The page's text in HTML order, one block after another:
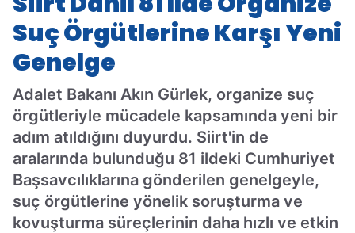
Suç Örgütlerine Karşı Yeni
Genelge
Adalet Bakanı Akın Gürlek, organize suç
örgütleriyle mücadele kapsamında yeni bir
adım atıldığını duyurdu. Siirt'in de
aralarında bulunduğu 81 ildeki Cumhuriyet
Başsavcılıklarına gönderilen genelgeyle,
suç örgütlerine yönelik soruşturma ve
kovuşturma süreçlerinin daha hızlı ve etkin